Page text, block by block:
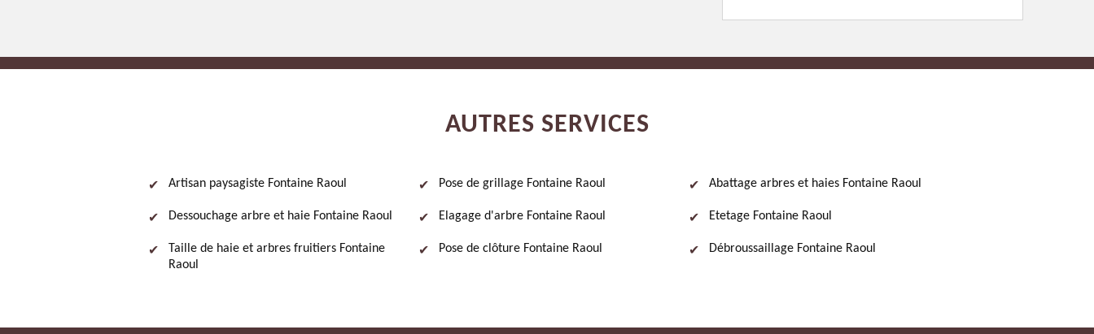
AUTRES SERVICES
Artisan paysagiste Fontaine Raoul
Dessouchage arbre et haie Fontaine Raoul
Taille de haie et arbres fruitiers Fontaine
Raoul
Pose de grillage Fontaine Raoul
Elagage d'arbre Fontaine Raoul
Pose de clôture Fontaine Raoul
Abattage arbres et haies Fontaine Raoul
Etetage Fontaine Raoul
Débroussaillage Fontaine Raoul